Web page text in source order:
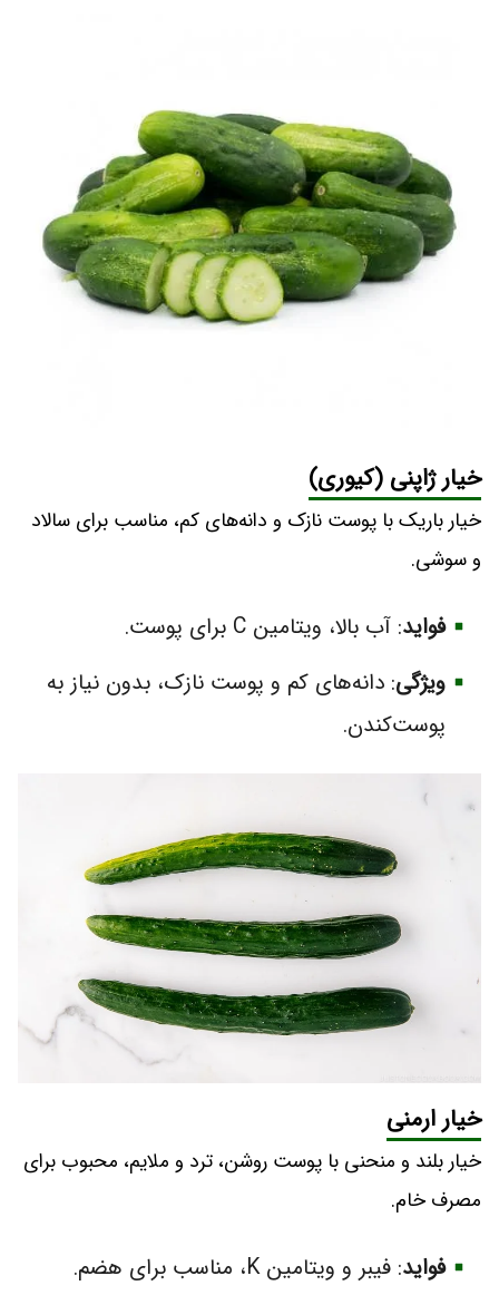
خیار ژاپنی (کیوری)
خیار باریک با پوست نازک و دانه‌های کم، مناسب برای سالاد
و سوشی.
فواید: آب بالا، ویتامین C برای پوست.
ویژگی: دانه‌های کم و پوست نازک، بدون نیاز به
پوست‌کندن.
خیار ارمنی
خیار بلند و منحنی با پوست روشن، ترد و ملایم، محبوب برای
مصرف خام.
فواید: فیبر و ویتامین K، مناسب برای هضم.